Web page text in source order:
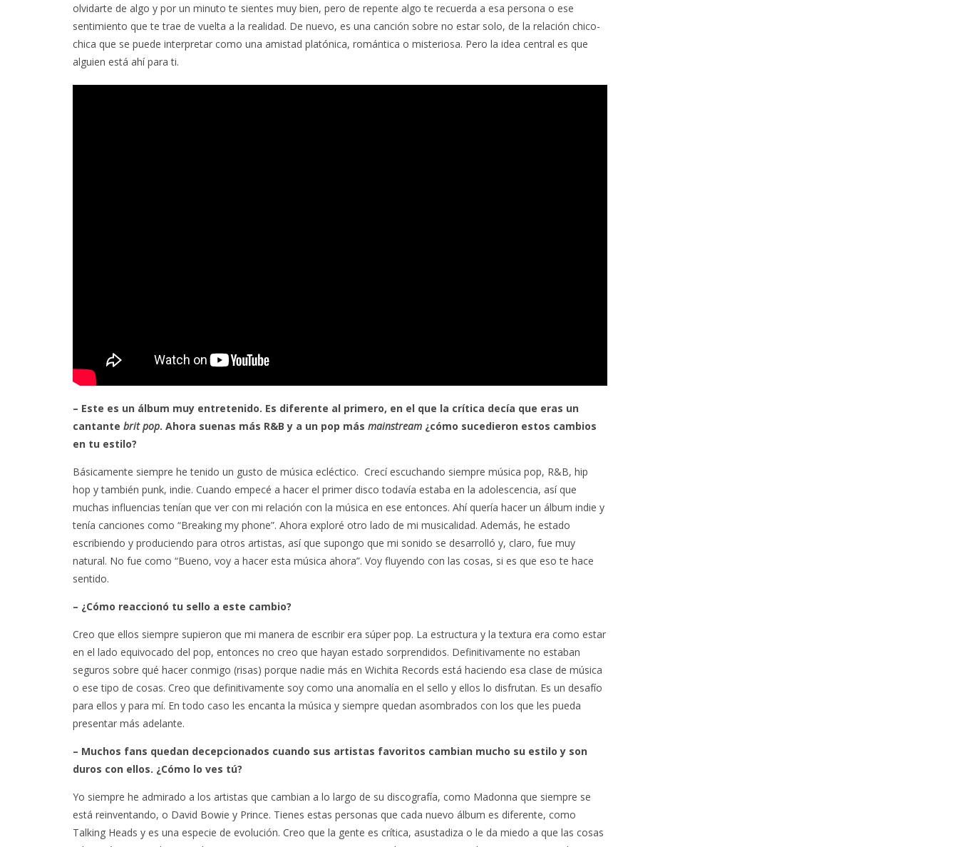
olvidarte de algo y por un minuto te sientes muy bien, pero de repente algo te recuerda a esa persona o ese
sentimiento que te trae de vuelta a la realidad. De nuevo, es una canción sobre no estar solo, de la relación chico-
chica que se puede interpretar como una amistad platónica, romántica o misteriosa. Pero la idea central es que
alguien está ahí para ti.
– Este es un álbum muy entretenido. Es diferente al primero, en el que la crítica decía que eras un
cantante brit pop. Ahora suenas más R&B y a un pop más mainstream ¿cómo sucedieron estos cambios
en tu estilo?
Básicamente siempre he tenido un gusto de música ecléctico. Crecí escuchando siempre música pop, R&B, hip
hop y también punk, indie. Cuando empecé a hacer el primer disco todavía estaba en la adolescencia, así que
muchas influencias tenían que ver con mi relación con la música en ese entonces. Ahí quería hacer un álbum indie y
tenía canciones como “Breaking my phone”. Ahora exploré otro lado de mi musicalidad. Además, he estado
escribiendo y produciendo para otros artistas, así que supongo que mi sonido se desarrolló y, claro, fue muy
natural. No fue como “Bueno, voy a hacer esta música ahora”. Voy fluyendo con las cosas, si es que eso te hace
sentido.
– ¿Cómo reaccionó tu sello a este cambio?
Creo que ellos siempre supieron que mi manera de escribir era súper pop. La estructura y la textura era como estar
en el lado equivocado del pop, entonces no creo que hayan estado sorprendidos. Definitivamente no estaban
seguros sobre qué hacer conmigo (risas) porque nadie más en Wichita Records está haciendo esa clase de música
o ese tipo de cosas. Creo que definitivamente soy como una anomalía en el sello y ellos lo disfrutan. Es un desafío
para ellos y para mí. En todo caso les encanta la música y siempre quedan asombrados con los que les pueda
presentar más adelante.
– Muchos fans quedan decepcionados cuando sus artistas favoritos cambian mucho su estilo y son
duros con ellos. ¿Cómo lo ves tú?
Yo siempre he admirado a los artistas que cambian a lo largo de su discografía, como Madonna que siempre se
está reinventando, o David Bowie y Prince. Tienes estas personas que cada nuevo álbum es diferente, como
Talking Heads y es una especie de evolución. Creo que la gente es crítica, asustadiza o le da miedo a que las cosas